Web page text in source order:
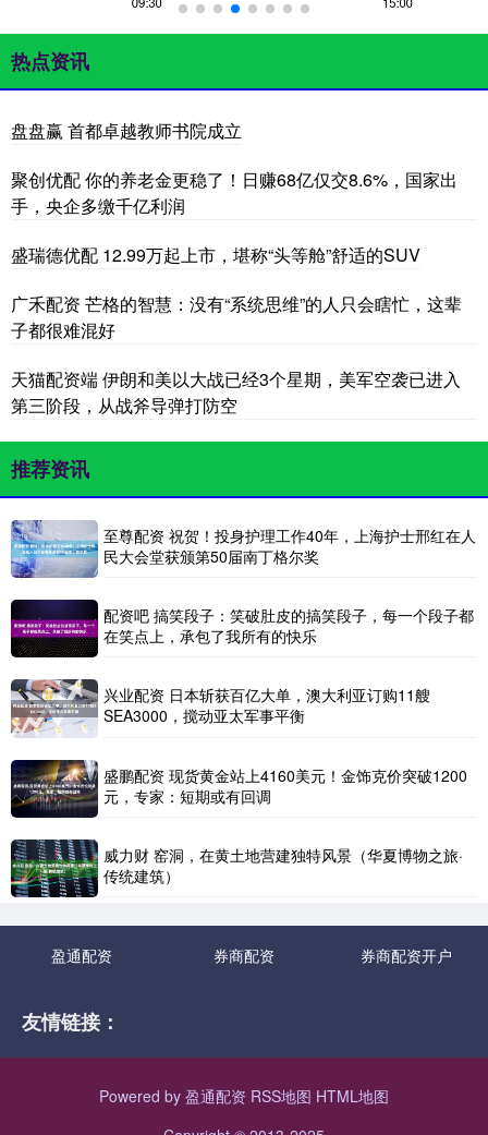
热点资讯
盘盘赢 首都卓越教师书院成立
聚创优配 你的养老金更稳了！日赚68亿仅交8.6%，国家出
手，央企多缴千亿利润
盛瑞德优配 12.99万起上市，堪称“头等舱”舒适的SUV
广禾配资 芒格的智慧：没有“系统思维”的人只会瞎忙，这辈
子都很难混好
天猫配资端 伊朗和美以大战已经3个星期，美军空袭已进入
第三阶段，从战斧导弹打防空
推荐资讯
至尊配资 祝贺！投身护理工作40年，上海护士邢红在人
民大会堂获颁第50届南丁格尔奖
配资吧 搞笑段子：笑破肚皮的搞笑段子，每一个段子都
在笑点上，承包了我所有的快乐
兴业配资 日本斩获百亿大单，澳大利亚订购11艘
SEA3000，搅动亚太军事平衡
盛鹏配资 现货黄金站上4160美元！金饰克价突破1200
元，专家：短期或有回调
威力财 窑洞，在黄土地营建独特风景（华夏博物之旅·
传统建筑）
盈通配资 券商配资 券商配资开户
友情链接：
Powered by 盈通配资 RSS地图 HTML地图